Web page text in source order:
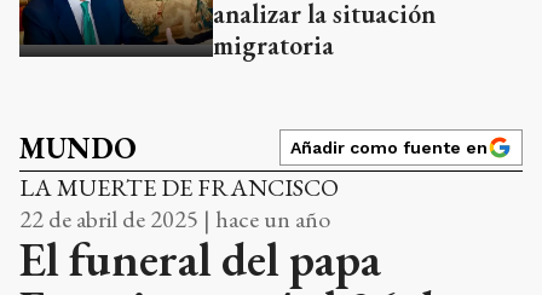
analizar la situación
migratoria
MUNDO Añadir como fuente en
LA MUERTE DE FRANCISCO
22 de abril de 2025 | hace un año
El funeral del papa